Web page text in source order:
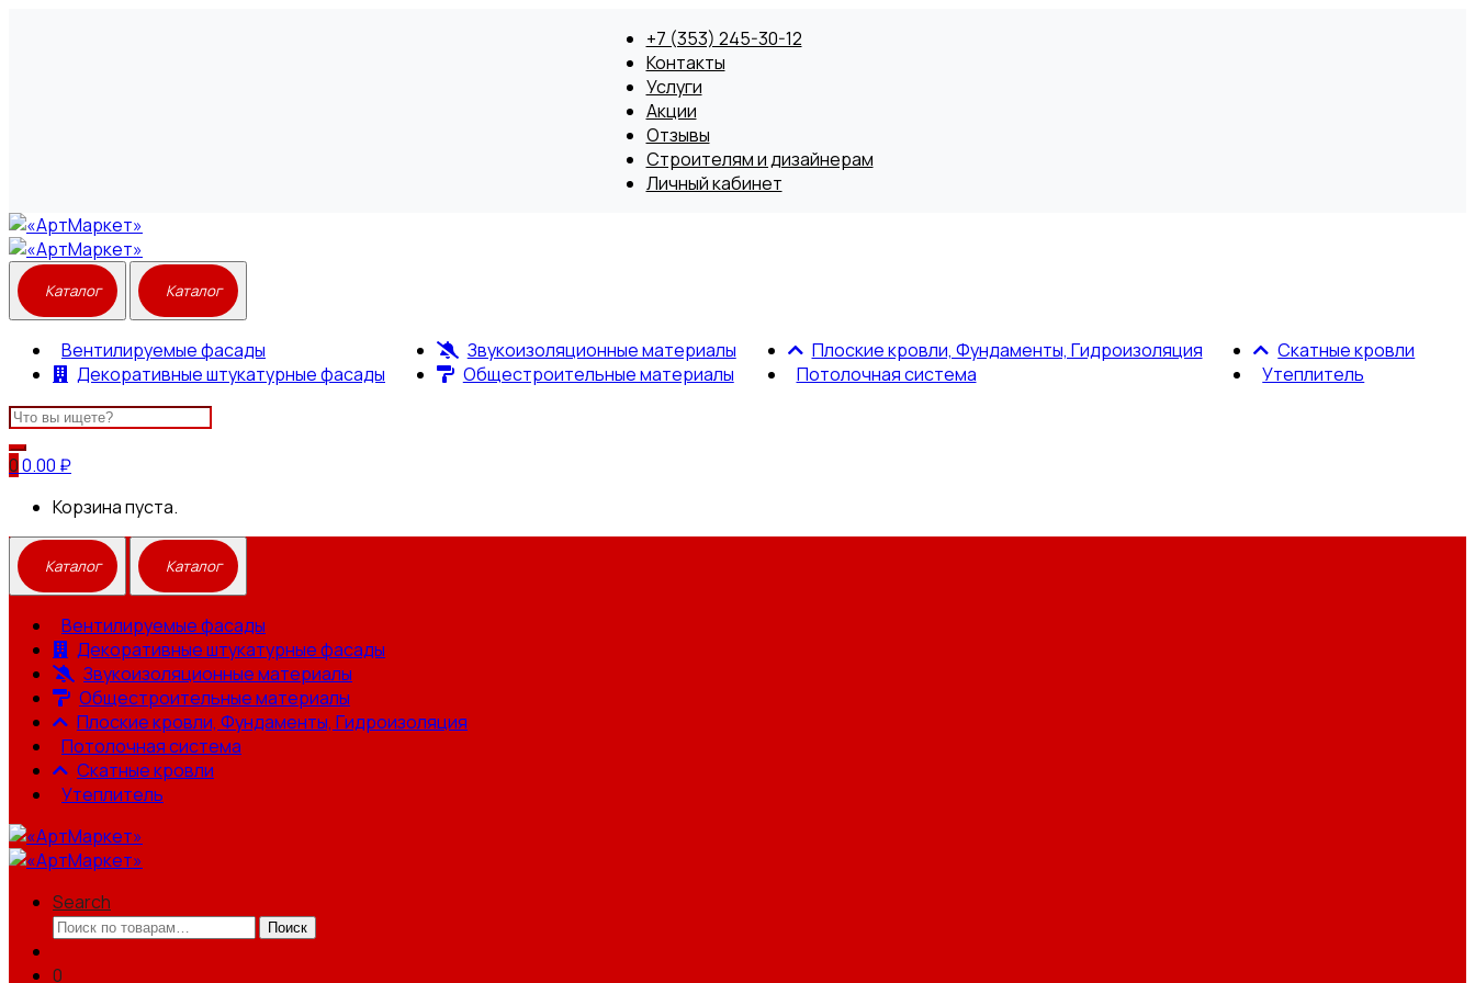
Вентилируемые фасады
Декоративные штукатурные фасады
Звукоизоляционные материалы
Общестроительные материалы
Плоские кровли, Фундаменты, Гидроизоляция
Потолочная система
Скатные кровли
Утеплитель
Search
for:
00.00 ₽
Корзина пуста.
+7 (353) 245-30-12
Контакты
Услуги
Акции
Отзывы
Строителям и дизайнерам
Личный кабинет
Вентилируемые фасады
Декоративные штукатурные фасады
Звукоизоляционные материалы
Общестроительные материалы
Плоские кровли, Фундаменты, Гидроизоляция
Потолочная система
Скатные кровли
Утеплитель
Search
Искать:
Поиск
0